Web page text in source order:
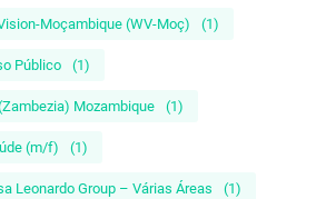
Moçambique (WV-Moç) (1)
Público (1)
Mozambique (1)
(m/f) (1)
Leonardo Group – Várias Áreas (1)